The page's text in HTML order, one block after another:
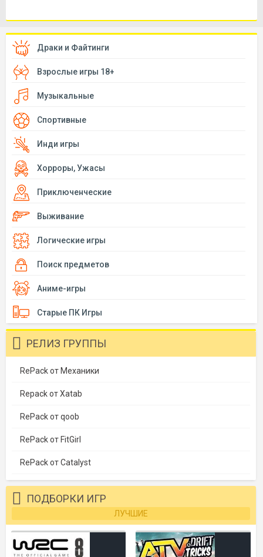
Драки и Файтинги
Взрослые игры 18+
Музыкальные
Спортивные
Инди игры
Хорроры, Ужасы
Приключенческие
Выживание
Логические игры
Поиск предметов
Аниме-игры
Старые ПК Игры
РЕЛИЗ ГРУППЫ
RePack от Механики
Repack от Xatab
RePack от qoob
RePack от FitGirl
RePack от Catalyst
ПОДБОРКИ ИГР
ЛУЧШИЕ